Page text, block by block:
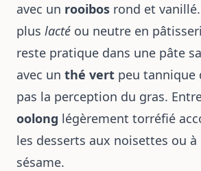
avec un rooibos rond et
plus lacté ou neutre en
reste pratique dans une pâte
avec un thé vert peu tannique
pas la perception du gras.
oolong légèrement torréfié
les desserts aux noisettes ou à
sésame.